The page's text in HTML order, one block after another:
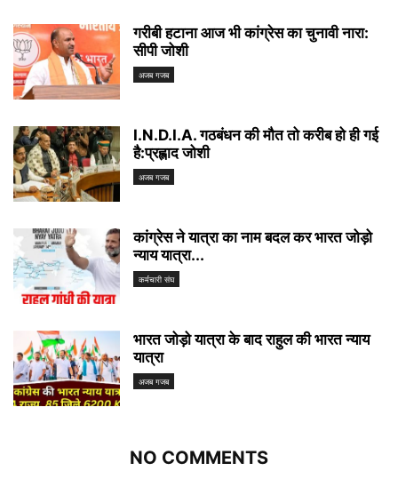
गरीबी हटाना आज भी कांग्रेस का चुनावी नारा:
सीपी जोशी
अजब गजब
I.N.D.I.A. गठबंधन की मौत तो करीब हो ही गई
है:प्रह्लाद जोशी
अजब गजब
कांग्रेस ने यात्रा का नाम बदल कर भारत जोड़ो
न्याय यात्रा...
कर्मचारी संघ
भारत जोड़ो यात्रा के बाद राहुल की भारत न्याय
यात्रा
अजब गजब
NO COMMENTS